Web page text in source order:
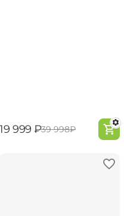
‍19 999‍ ₽‍39 998‍₽